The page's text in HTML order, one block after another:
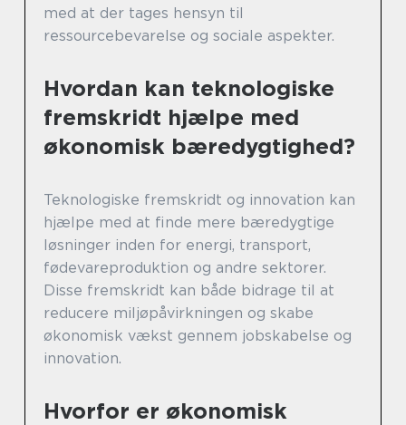
med at der tages hensyn til
ressourcebevarelse og sociale aspekter.
Hvordan kan teknologiske
fremskridt hjælpe med
økonomisk bæredygtighed?
Teknologiske fremskridt og innovation kan
hjælpe med at finde mere bæredygtige
løsninger inden for energi, transport,
fødevareproduktion og andre sektorer.
Disse fremskridt kan både bidrage til at
reducere miljøpåvirkningen og skabe
økonomisk vækst gennem jobskabelse og
innovation.
Hvorfor er økonomisk